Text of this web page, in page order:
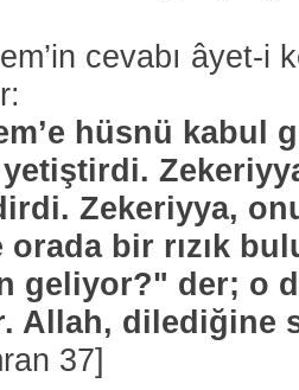
cevabı âyet-i
hüsnü kabul
Zekeriyya,
bir rızık
geliyor?" der; o
Allah, dilediğine
37]